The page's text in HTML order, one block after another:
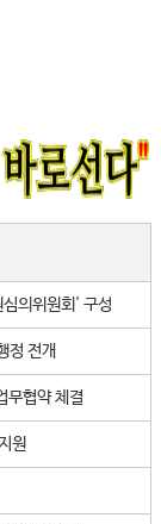
의위원회' 구성
정 전개
무협약 체결
원